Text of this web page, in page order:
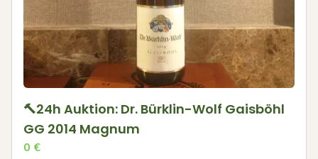
🔨24h Auktion: Dr. Bürklin-Wolf Gaisböhl
GG 2014 Magnum
0 €